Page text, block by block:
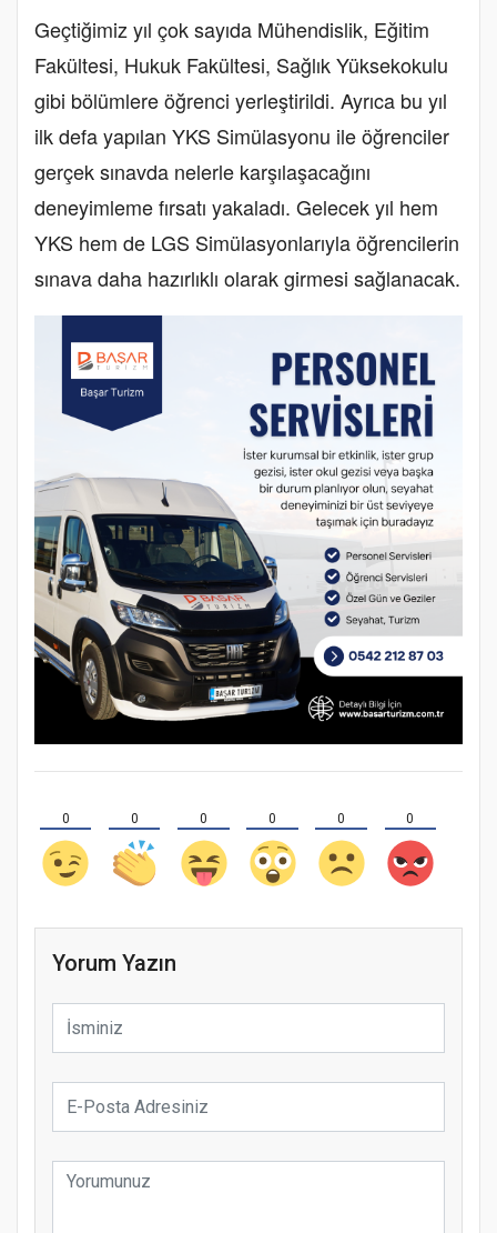
Geçtiğimiz yıl çok sayıda Mühendislik, Eğitim
Fakültesi, Hukuk Fakültesi, Sağlık Yüksekokulu
gibi bölümlere öğrenci yerleştirildi. Ayrıca bu yıl
ilk defa yapılan YKS Simülasyonu ile öğrenciler
gerçek sınavda nelerle karşılaşacağını
deneyimleme fırsatı yakaladı. Gelecek yıl hem
YKS hem de LGS Simülasyonlarıyla öğrencilerin
sınava daha hazırlıklı olarak girmesi sağlanacak.
0 0 0 0 0 0
Yorum Yazın